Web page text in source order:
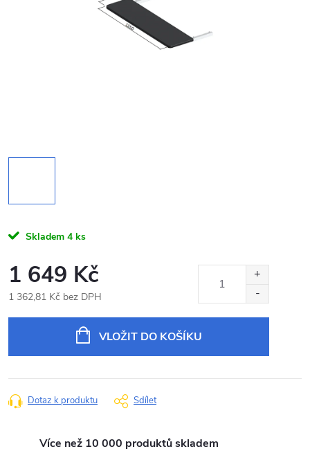
Skladem 4 ks
1 649 Kč
1 362,81 Kč bez DPH
VLOŽIT DO KOŠÍKU
Dotaz k produktu Sdílet
Více než 10 000 produktů skladem